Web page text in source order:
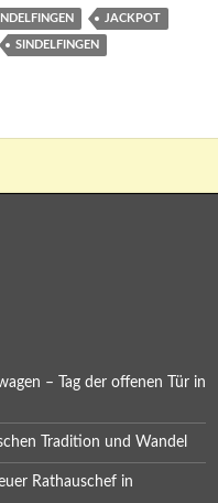
JACKPOT
SINDELFINGEN
– Tag der offenen Tür in
Tradition und Wandel
Rathauschef in